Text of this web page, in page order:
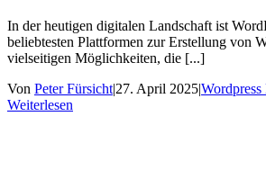
In der heutigen digitalen Landschaft ist
beliebtesten Plattformen zur Erstellung von
vielseitigen Möglichkeiten, die [...]
Von Peter Fürsicht|27. April 2025|Wordpress
Weiterlesen